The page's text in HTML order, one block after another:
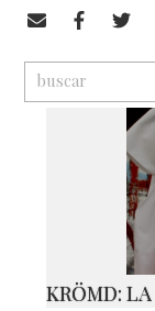
KRÖMD: